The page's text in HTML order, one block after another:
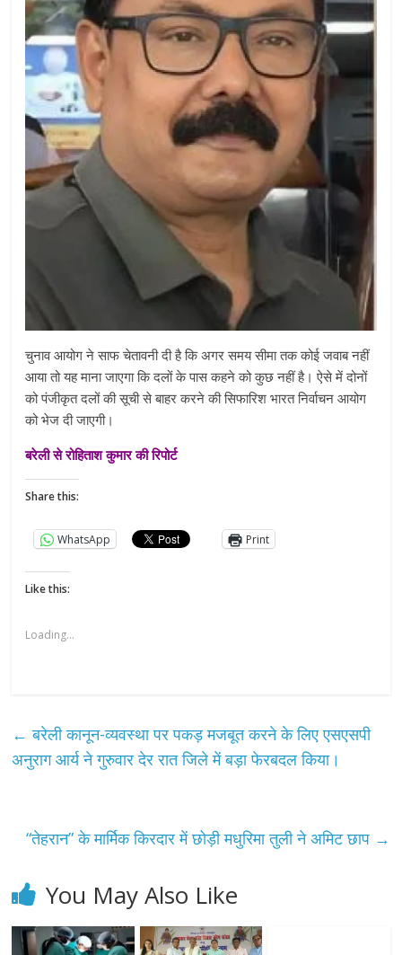
चुनाव आयोग ने साफ चेतावनी दी है कि अगर समय सीमा तक कोई जवाब नहीं
आया तो यह माना जाएगा कि दलों के पास कहने को कुछ नहीं है। ऐसे में दोनों
को पंजीकृत दलों की सूची से बाहर करने की सिफारिश भारत निर्वाचन आयोग
को भेज दी जाएगी।
बरेली से रोहिताश कुमार की रिपोर्ट
Share this:
WhatsApp Print
Like this:
Loading...
← बरेली कानून-व्यवस्था पर पकड़ मजबूत करने के लिए एसएसपी
अनुराग आर्य ने गुरुवार देर रात जिले में बड़ा फेरबदल किया।
“तेहरान” के मार्मिक किरदार में छोड़ी मधुरिमा तुली ने अमिट छाप →
You May Also Like